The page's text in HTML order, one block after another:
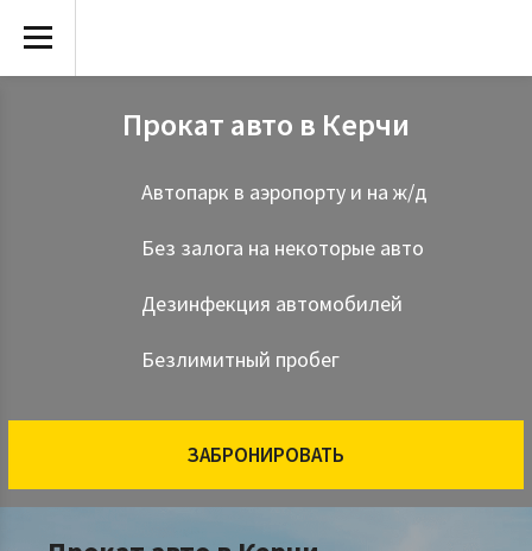
Прокат авто в Керчи
Автопарк в аэропорту и на ж/д
Без залога на некоторые авто
Дезинфекция автомобилей
Безлимитный пробег
ЗАБРОНИРОВАТЬ